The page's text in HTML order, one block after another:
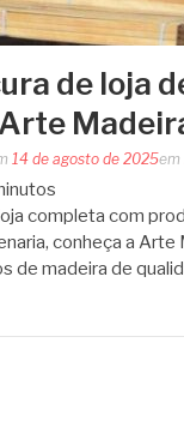
de loja
14 de agosto de 2025em
completa com
conheça a
de madeira de